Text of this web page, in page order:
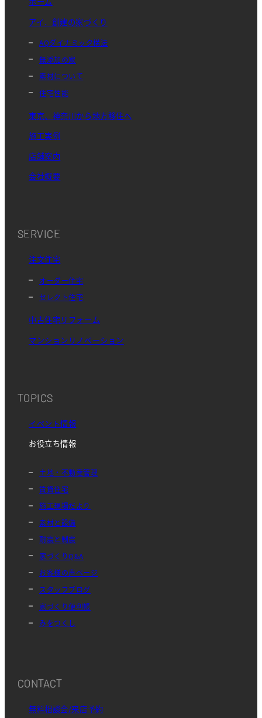
アイ．創建の家づくり
AQダイナミック構法
無添加の家
素材について
住宅性能
東京、神奈川から地方移住へ
施工実例
店舗案内
会社概要
SERVICE
注文住宅
オーダー住宅
セレクト住宅
中古住宅リフォーム
マンションリノベーション
TOPICS
イベント情報
お役立ち情報
土地・不動産管理
賃貸住宅
施工現場だより
素材と設備
耐震と制震
家づくりQ&A
お客様の声ページ
スタッフブログ
家づくり便利帳
みをつくし
CONTACT
無料相談会/来店予約